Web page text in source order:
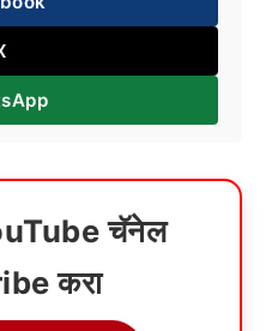
चॅनेल
करा